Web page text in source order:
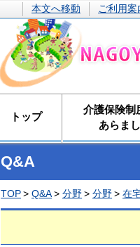
本文へ移動 ご利用案
トップ
介護保険制
あらまし
Q&A
TOP Q&A 分野 分野 在